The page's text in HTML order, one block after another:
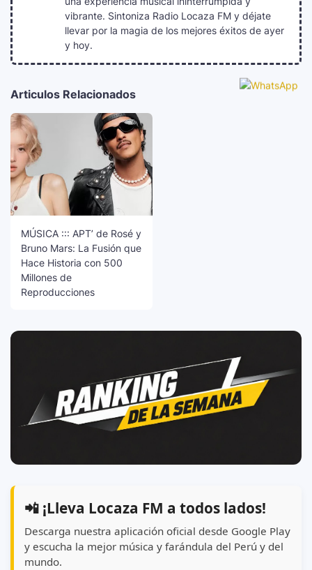
vibrante. Sintoniza Radio Locaza FM y déjate
llevar por la magia de los mejores éxitos de ayer
y hoy.
Articulos Relacionados
MÚSICA ::: APT’ de Rosé y
Bruno Mars: La Fusión que
Hace Historia con 500
Millones de
Reproducciones
📲 ¡Lleva Locaza FM a todos lados!
Descarga nuestra aplicación oficial desde Google Play
y escucha la mejor música y farándula del Perú y del
mundo.